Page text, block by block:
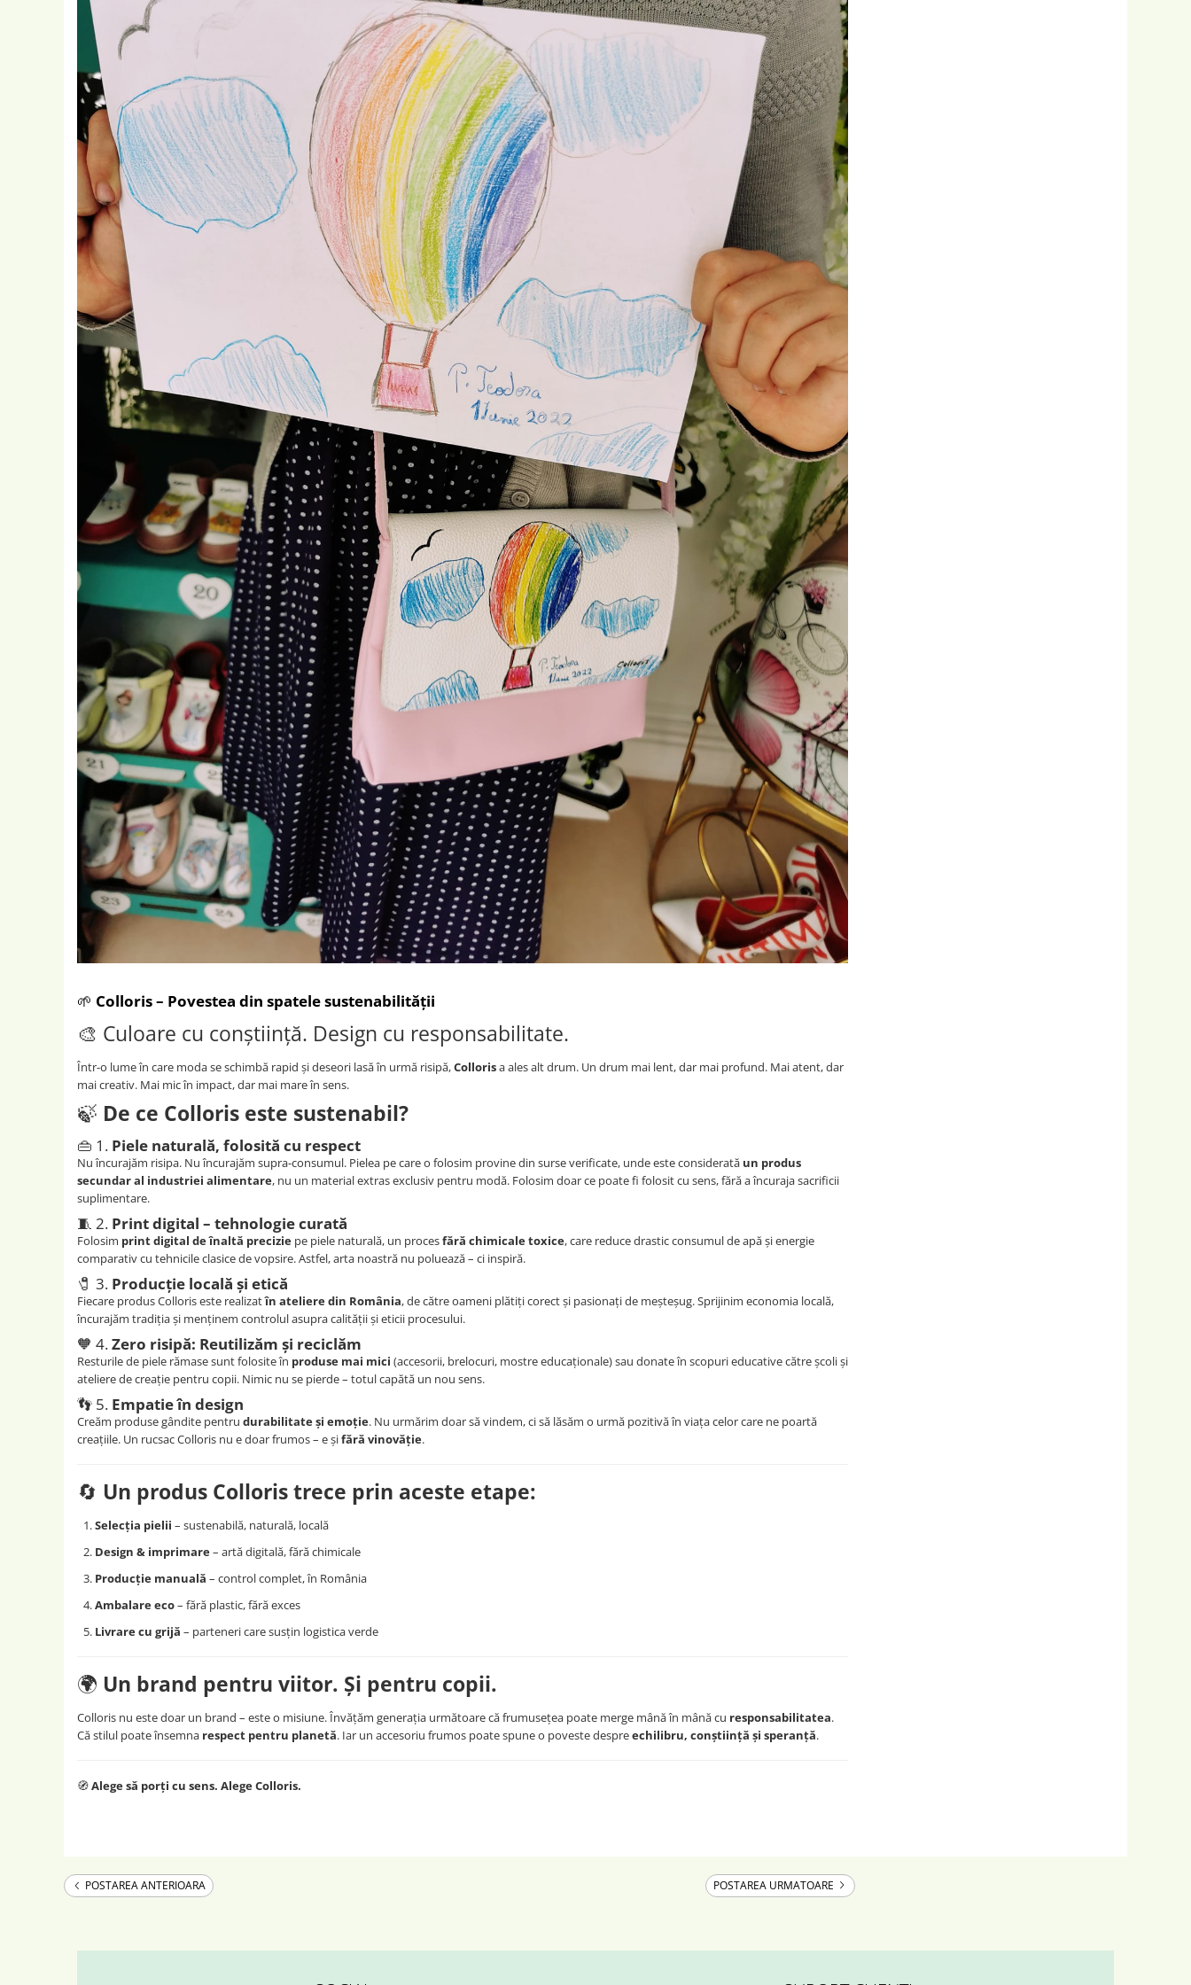
🌱 Colloris – Povestea din spatele sustenabilității
🎨 Culoare cu conștiință. Design cu responsabilitate.
Într-o lume în care moda se schimbă rapid și deseori lasă în urmă risipă,Collorisa ales alt drum. Un drum mai lent, dar mai profund. Mai atent, dar
mai creativ. Mai mic în impact, dar mai mare în sens.
🍃 De ce Colloris este sustenabil?
👜 1. Piele naturală, folosită cu respect
Nu încurajăm risipa. Nu încurajăm supra-consumul. Pielea pe care o folosim provine din surse verificate, unde este considerată un produs
secundar al industriei alimentare, nu un material extras exclusiv pentru modă. Folosim doar ce poate fi folosit cu sens, fără a încuraja sacrificii
suplimentare.
🧵 2. Print digital – tehnologie curată
Folosim print digital de înaltă precizie pe piele naturală, un procesfără chimicale toxice, care reduce drastic consumul de apă și energie
comparativ cu tehnicile clasice de vopsire. Astfel, arta noastră nu poluează – ci inspiră.
🧷 3. Producție locală și etică
Fiecare produs Colloris este realizatîn ateliere din România, de către oameni plătiți corect și pasionați de meșteșug. Sprijinim economia locală,
încurajăm tradiția și menținem controlul asupra calității și eticii procesului.
🧡 4.Zero risipă: Reutilizăm și reciclăm
Resturile de piele rămase sunt folosite în produse mai mici (accesorii, brelocuri, mostre educaționale) sau donate în scopuri educative către școli și
ateliere de creație pentru copii. Nimic nu se pierde – totul capătă un nou sens.
👣 5. Empatie în design
Creăm produse gândite pentru durabilitate și emoție. Nu urmărim doar să vindem, ci să lăsăm o urmă pozitivă în viața celor care ne poartă
creațiile. Un rucsac Colloris nu e doar frumos – e șifără vinovăție.
🔄 Un produs Colloris trece prin aceste etape:
Selecția pielii – sustenabilă, naturală, locală
Design & imprimare– artă digitală, fără chimicale
Producție manuală – control complet, în România
Ambalare eco– fără plastic, fără exces
Livrare cu grijă – parteneri care susțin logistica verde
🌍 Un brand pentru viitor. Și pentru copii.
Colloris nu este doar un brand – este o misiune. Învățăm generația următoare că frumusețea poate merge mână în mână cu responsabilitatea.
Că stilul poate însemna respect pentru planetă. Iar un accesoriu frumos poate spune o poveste despreechilibru, conștiință și speranță.
🧭Alege să porți cu sens. Alege Colloris.
POSTAREA URMATOARE
POSTAREA ANTERIOARA